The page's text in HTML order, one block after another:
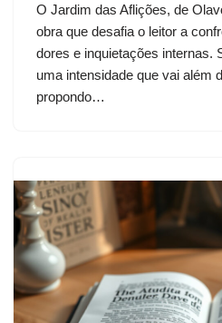
O Jardim das Aflições, de
obra que desafia o leitor a
dores e inquietações internas.
uma intensidade que vai além
propondo…